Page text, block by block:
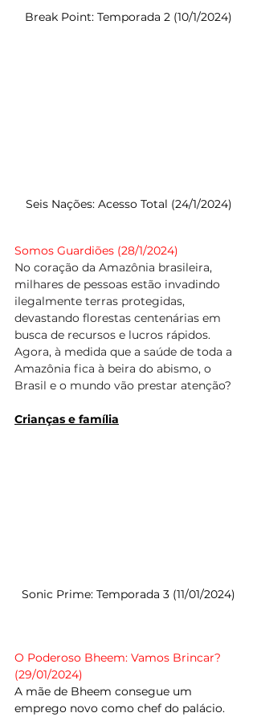
Break Point: Temporada 2 (10/1/2024)
Seis Nações: Acesso Total (24/1/2024)
Somos Guardiões (28/1/2024)
No coração da Amazônia brasileira,
milhares de pessoas estão invadindo
ilegalmente terras protegidas,
devastando florestas centenárias em
busca de recursos e lucros rápidos.
Agora, à medida que a saúde de toda a
Amazônia fica à beira do abismo, o
Brasil e o mundo vão prestar atenção?
Crianças e família
Sonic Prime: Temporada 3 (11/01/2024)
O Poderoso Bheem: Vamos Brincar?
(29/01/2024)
A mãe de Bheem consegue um
emprego novo como chef do palácio.